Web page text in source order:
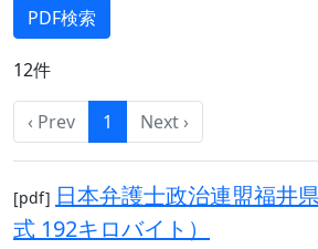
12件
‹ Prev 1 Next ›
[pdf] 日本弁護士政治連盟福井
式 192キロバイト）